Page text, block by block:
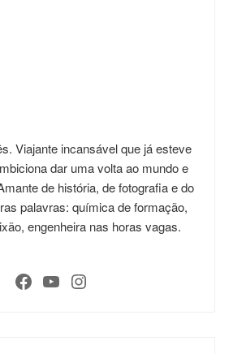
Viajante incansável que já esteve
dar uma volta ao mundo e
de história, de fotografia e do
palavras: química de formação,
engenheira nas horas vagas.